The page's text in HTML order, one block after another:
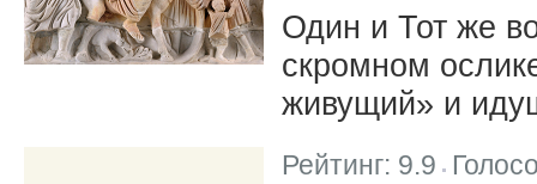
Один и Тот же
скромном
живущий» и
Рейтинг: 9.9